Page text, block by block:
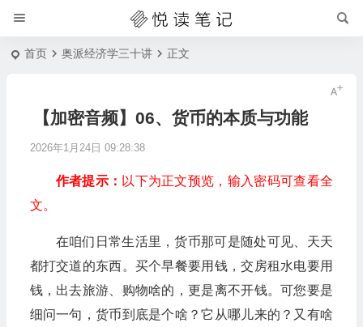
首页 奥派经济学三十讲 正文
【加密音频】06、货币的本质与功能
2026年1月24日 09:28:38
作者提示： 以下为正文预览，输入密码可查看全
文。
在咱们日常生活里，货币那可是随处可见、天天
都打交道的东西。买个早餐要用钱，交房租水电要用
钱，出去旅游、购物啥的，更是离不开钱。可您要是
细问一句，货币到底是个啥？它从哪儿来的？又有啥